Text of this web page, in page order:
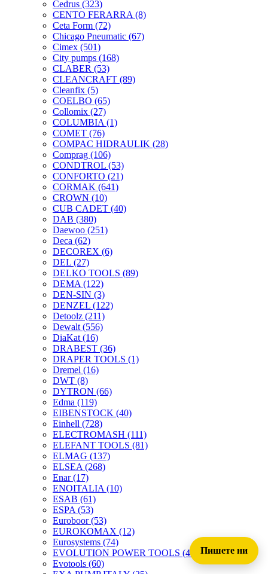
Cedrus (323)
CENTO FERARRA (8)
Ceta Form (72)
Chicago Pneumatic (67)
Cimex (501)
City pumps (168)
CLABER (53)
CLEANCRAFT (89)
Cleanfix (5)
COELBO (65)
Collomix (27)
COLUMBIA (1)
COMET (76)
COMPAC HIDRAULIK (28)
Comprag (106)
CONDTROL (53)
CONFORTO (21)
CORMAK (641)
CROWN (10)
CUB CADET (40)
DAB (380)
Daewoo (251)
Deca (62)
DECOREX (6)
DEL (27)
DELKO TOOLS (89)
DEMA (122)
DEN-SIN (3)
DENZEL (122)
Detoolz (211)
Dewalt (556)
DiaKat (16)
DRABEST (36)
DRAPER TOOLS (1)
Dremel (16)
DWT (8)
DYTRON (66)
Edma (119)
EIBENSTOCK (40)
Einhell (728)
ELECTROMASH (111)
ELEFANT TOOLS (81)
ELMAG (137)
ELSEA (268)
Enar(17)
ENOITALIA (10)
ESAB (61)
ESPA (53)
Euroboor(53)
EUROKOMAX (12)
Eurosystems (74)
EVOLUTION POWER TOOLS (45)
Evotools (60)
Пишете ни